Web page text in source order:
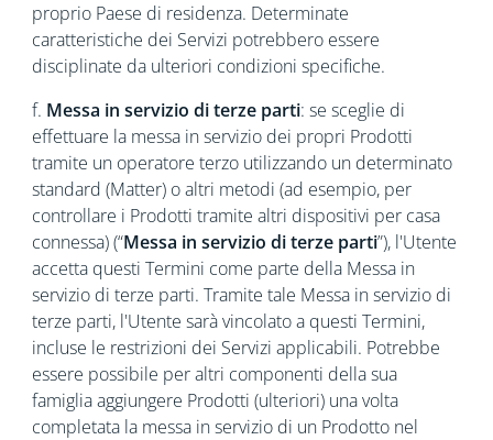
proprio Paese di residenza. Determinate
caratteristiche dei Servizi potrebbero essere
disciplinate da ulteriori condizioni specifiche.
f. Messa in servizio di terze parti: se sceglie di
effettuare la messa in servizio dei propri Prodotti
tramite un operatore terzo utilizzando un determinato
standard (Matter) o altri metodi (ad esempio, per
controllare i Prodotti tramite altri dispositivi per casa
connessa) (“Messa in servizio di terze parti”), l'Utente
accetta questi Termini come parte della Messa in
servizio di terze parti. Tramite tale Messa in servizio di
terze parti, l'Utente sarà vincolato a questi Termini,
incluse le restrizioni dei Servizi applicabili. Potrebbe
essere possibile per altri componenti della sua
famiglia aggiungere Prodotti (ulteriori) una volta
completata la messa in servizio di un Prodotto nel